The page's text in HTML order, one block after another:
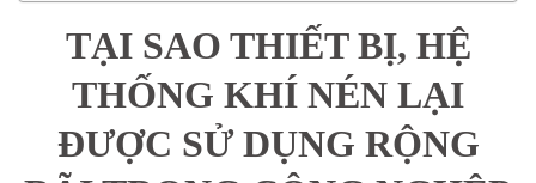
TẠI SAO THIẾT BỊ, HỆ
THỐNG KHÍ NÉN LẠI
ĐƯỢC SỬ DỤNG RỘNG